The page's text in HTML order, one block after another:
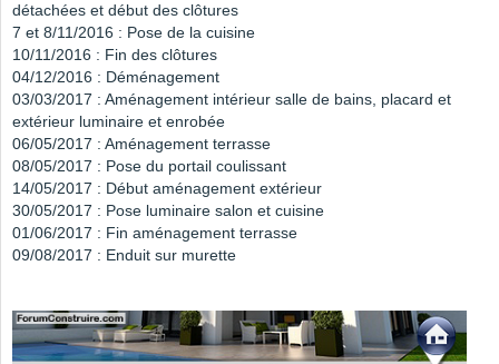
détachées et début des clôtures
7 et 8/11/2016 : Pose de la cuisine
10/11/2016 : Fin des clôtures
04/12/2016 : Déménagement
03/03/2017 : Aménagement intérieur salle de bains, placard et
extérieur luminaire et enrobée
06/05/2017 : Aménagement terrasse
08/05/2017 : Pose du portail coulissant
14/05/2017 : Début aménagement extérieur
30/05/2017 : Pose luminaire salon et cuisine
01/06/2017 : Fin aménagement terrasse
09/08/2017 : Enduit sur murette